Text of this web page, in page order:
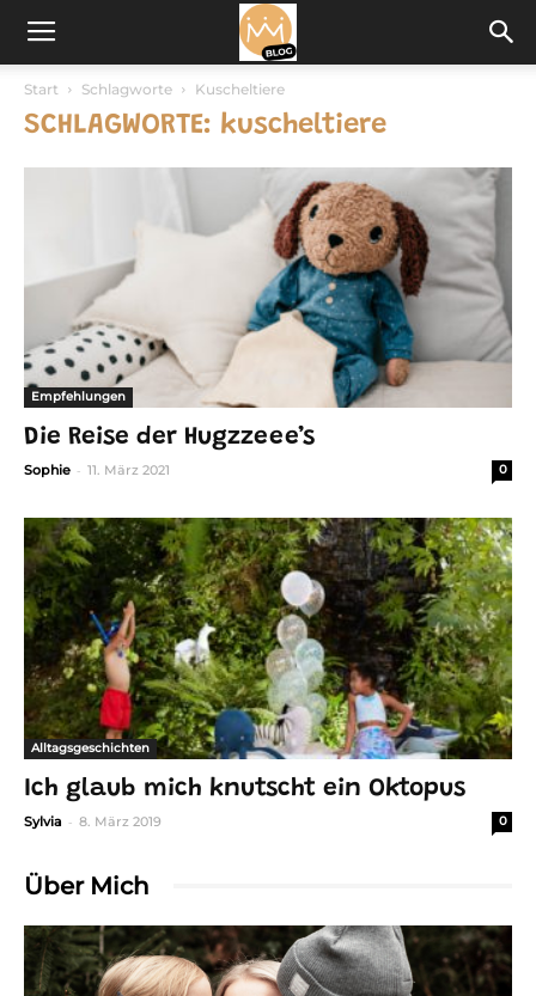
Start Schlagworte Kuscheltiere
SCHLAGWORTE: kuscheltiere
Empfehlungen
Die Reise der Hugzzeee’s
Sophie - 11. März 2021 0
Alltagsgeschichten
Ich glaub mich knutscht ein Oktopus
Sylvia - 8. März 2019 0
Über Mich